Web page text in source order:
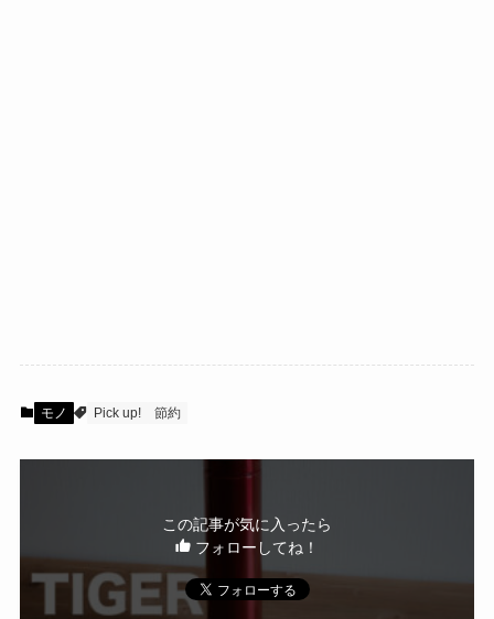
モノ Pick up! 節約
この記事が気に入ったら
フォローしてね！